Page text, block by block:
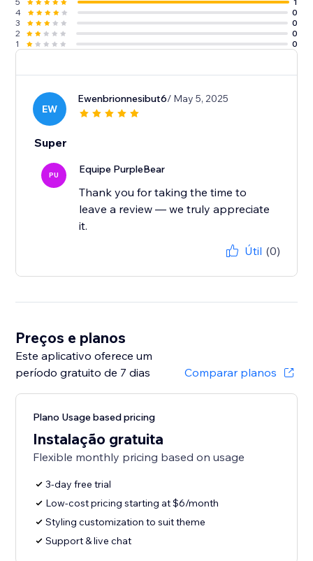
4
0
3
0
2
0
1
0
EW
Ewenbrionnesibut6/ May 5, 2025
Super
PU Equipe PurpleBear
Thank you for taking the time to
leave a review — we truly appreciate
it.
Útil (0)
Preços e planos
Este aplicativo oferece um
período gratuito de 7 dias
Comparar planos
Plano Usage based pricing
Instalação gratuita
Flexible monthly pricing based on usage
3-day free trial
Low-cost pricing starting at $6/month
Styling customization to suit theme
Support & live chat